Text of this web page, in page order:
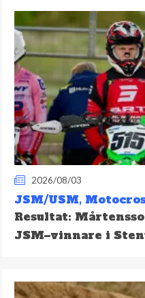
2026/08/03
JSM/USM,
Resultat:
JSM–vinnare i